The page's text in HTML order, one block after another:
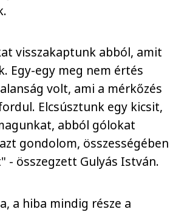
visszakaptunk abból, amit
Egy-egy meg nem értés
volt, ami a mérkőzés
Elcsúsztunk egy kicsit,
abból gólokat
gondolom, összességében
- összegzett Gulyás István.
a hiba mindig része a